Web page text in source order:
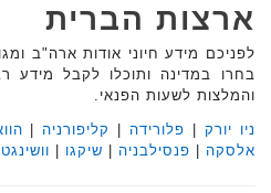
ארצות הברית
לפניכם מידע חיוני אודות ארה"ב
בחרו במדינה ותוכלו לקבל מידע
והמלצות לשעות הפנאי.
ניו יורק פלורידה קליפורניה
אלסקה
פנסילבניה שיקגו